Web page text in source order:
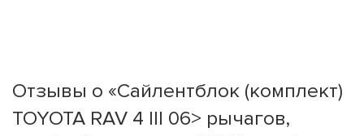
Отзывы о «Сайлентблок (комплект)
TOYOTA RAV 4 III 06> рычагов,